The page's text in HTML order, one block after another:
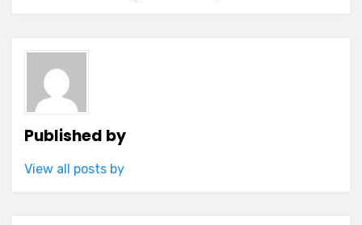
Published by
View all posts by